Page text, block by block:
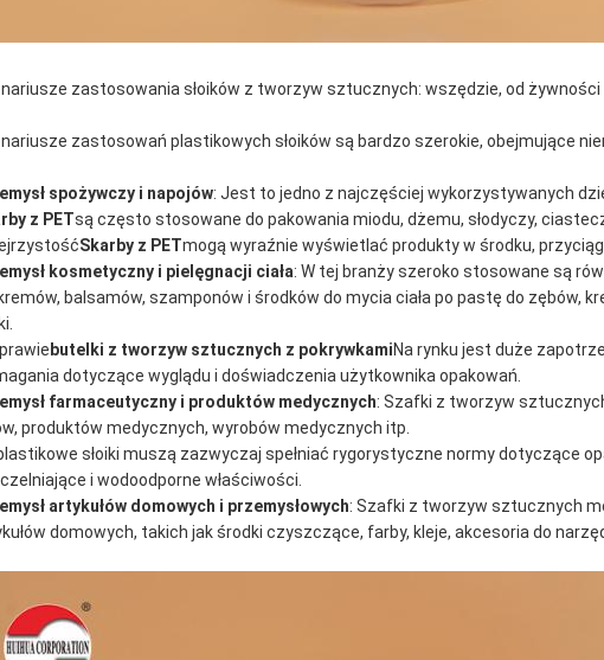
zastosowania słoików z tworzyw sztucznych: wszędzie, od
zastosowań plastikowych słoików są bardzo szerokie, obejmujące
spożywczy i napojów: Jest to jedno z najczęściej wykorzystywanych
z PETsą często stosowane do pakowania miodu, dżemu, słodyczy,
Skarby z PETmogą wyraźnie wyświetlać produkty w środku,
kosmetyczny i pielęgnacji ciała: W tej branży szeroko stosowane są
balsamów, szamponów i środków do mycia ciała po pastę do zębów,
butelki z tworzyw sztucznych z pokrywkamiNa rynku jest duże
dotyczące wyglądu i doświadczenia użytkownika opakowań.
farmaceutyczny i produktów medycznych: Szafki z tworzyw
produktów medycznych, wyrobów medycznych itp.
słoiki muszą zazwyczaj spełniać rygorystyczne normy dotyczące
i wodoodporne właściwości.
artykułów domowych i przemysłowych: Szafki z tworzyw sztucznych
domowych, takich jak środki czyszczące, farby, kleje, akcesoria do